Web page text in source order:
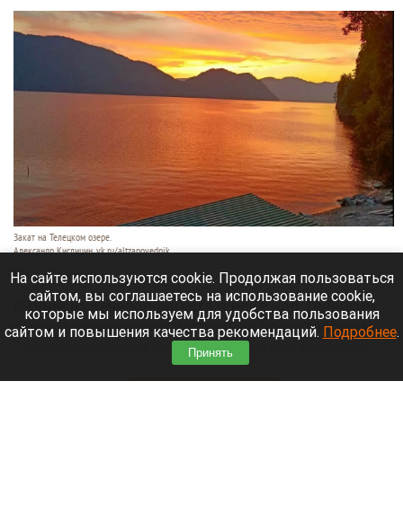
Закат на Телецком озере.
Александр Кислицин, vk.ru/altzapovednik
9 августа 2026 в 15:05
В один из вечеров августа в небе над Телецким
озером разыгралось настоящее представление:
—разные оттенки оранжево-красного на фоне
синевы вод озера и величественных гор.
На сайте используются cookie. Продолжая пользоваться
сайтом, вы соглашаетесь на использование cookie,
которые мы используем для удобства пользования
сайтом и повышения качества рекомендаций. Подробнее.
Принять